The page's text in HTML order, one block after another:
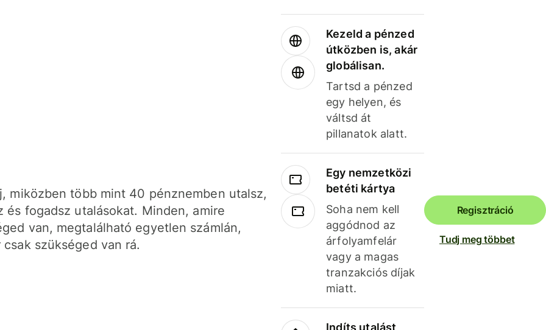
miközben több mint 40 pénznemben utalsz,
és fogadsz utalásokat. Minden, amire
van, megtalálható egyetlen számlán,
csak szükséged van rá.
Kezeld a pénzed
útközben is, akár
globálisan.
Tartsd a pénzed
egy helyen, és
váltsd át
pillanatok alatt.
Egy nemzetközi
betéti kártya
Soha nem kell
aggódnod az
árfolyamfelár
vagy a magas
tranzakciós díjak
miatt.
Indíts utalást
Regisztráció
Tudj meg többet